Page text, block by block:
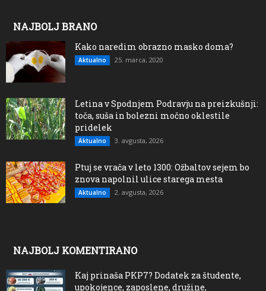
NAJBOLJ BRANO
Kako naredim obrazno masko doma?
Aktualno 25. marca, 2020
Letina v Spodnjem Podravju na preizkušnji:
toča, suša in bolezni močno oklestile
pridelek
Aktualno 3. avgusta, 2026
Ptuj se vrača v leto 1300: Ožbaltov sejem bo
znova napolnil ulice starega mesta
Aktualno 2. avgusta, 2026
NAJBOLJ KOMENTIRANO
Kaj prinaša PKP7? Dodatek za študente,
upokojence, zaposlene, družine,